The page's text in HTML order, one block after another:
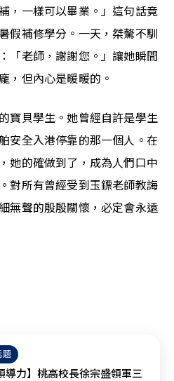
，一樣可以畢業。」這句話竟
假補修學分。一天，桀驁不馴
「老師，謝謝您。」讓她瞬間
，但內心是暖暖的。
寶貝學生。她曾經自許是學生
安全入港停靠的那一個人。在
她的確做到了，成為人們口中
對所有曾經受到玉鏢老師教誨
無聲的殷殷關懷，必定會永遠
題
導力】桃高校長徐宗盛領軍三